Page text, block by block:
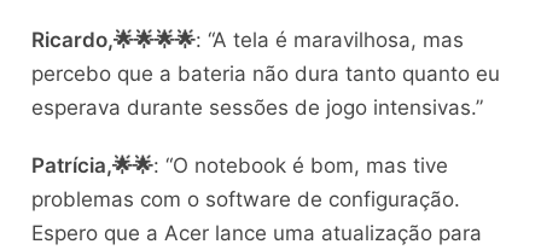
Ricardo,🌟🌟🌟🌟: “A tela é maravilhosa, mas
percebo que a bateria não dura tanto quanto eu
esperava durante sessões de jogo intensivas.”
Patrícia,🌟🌟: “O notebook é bom, mas tive
problemas com o software de configuração.
Espero que a Acer lance uma atualização para